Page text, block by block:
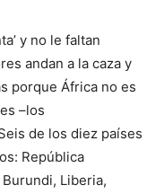
y no le faltan
andan a la caza y
porque África no es
–los
de los diez países
República
Liberia,